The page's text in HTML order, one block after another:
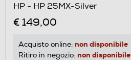
HP - HP 25MX-Silver
€ 149,00
Acquisto online: non disponibile
Ritiro in negozio: non disponibile